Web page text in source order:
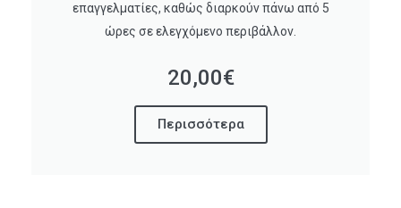
επαγγελματίες, καθώς διαρκούν πάνω από 5
ώρες σε ελεγχόμενο περιβάλλον.
20,00€
Περισσότερα